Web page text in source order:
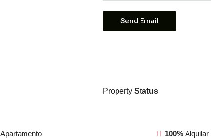
Send Email
Apartamento
PropertyStatus
100% Alquilar